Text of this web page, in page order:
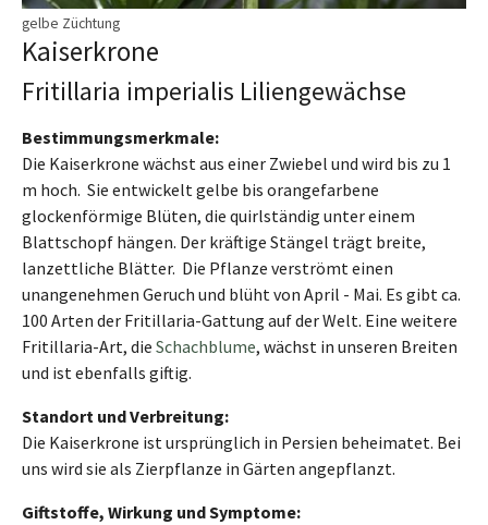
gelbe Züchtung
Kaiserkrone
Fritillaria imperialis Liliengewächse
Bestimmungsmerkmale:
Die Kaiserkrone wächst aus einer Zwiebel und wird bis zu 1
m hoch. Sie entwickelt gelbe bis orangefarbene
glockenförmige Blüten, die quirlständig unter einem
Blattschopf hängen. Der kräftige Stängel trägt breite,
lanzettliche Blätter. Die Pflanze verströmt einen
unangenehmen Geruch und blüht von April - Mai. Es gibt ca.
100 Arten der Fritillaria-Gattung auf der Welt. Eine weitere
Fritillaria-Art, die Schachblume, wächst in unseren Breiten
und ist ebenfalls giftig.
Standort und Verbreitung:
Die Kaiserkrone ist ursprünglich in Persien beheimatet. Bei
uns wird sie als Zierpflanze in Gärten angepflanzt.
Giftstoffe, Wirkung und Symptome: